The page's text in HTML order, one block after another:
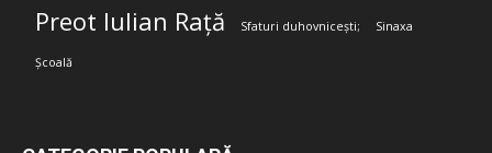
Preot Iulian Rață Sfaturi duhovnicești; Sinaxa
Școală